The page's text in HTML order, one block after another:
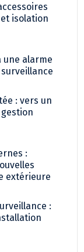
isolation
une alarme
: vers un
:
extérieure
: